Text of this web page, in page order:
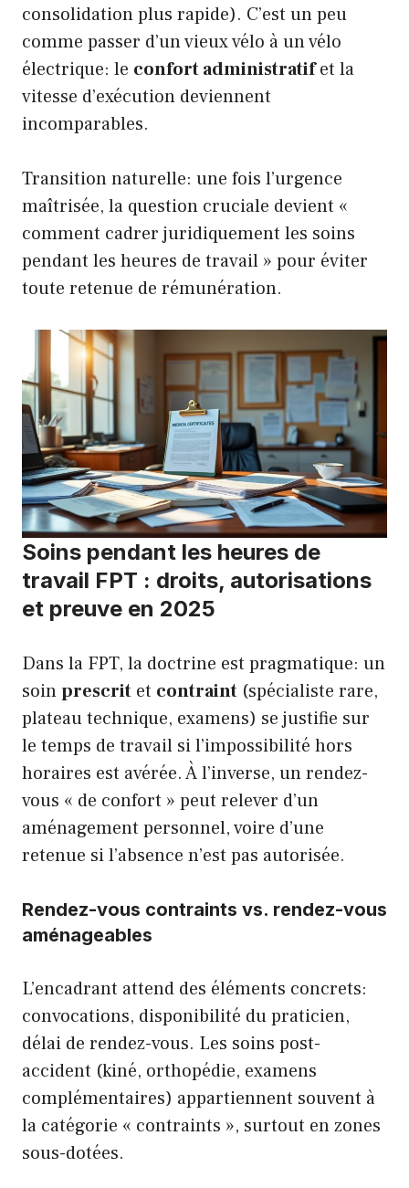
consolidation plus rapide). C’est un peu
comme passer d’un vieux vélo à un vélo
électrique: le confort administratifet la
vitesse d’exécution deviennent
incomparables.
Transition naturelle: une fois l’urgence
maîtrisée, la question cruciale devient «
comment cadrer juridiquement les soins
pendant les heures de travail » pour éviter
toute retenue de rémunération.
Soins pendant les heures de
travail FPT : droits, autorisations
et preuve en 2025
Dans la FPT, la doctrine est pragmatique: un
soinprescrit et contraint (spécialiste rare,
plateau technique, examens) se justifie sur
le temps de travail si l’impossibilité hors
horaires est avérée. À l’inverse, un rendez-
vous « de confort » peut relever d’un
aménagement personnel, voire d’une
retenue si l’absence n’est pas autorisée.
Rendez-vous contraints vs. rendez-vous
aménageables
L’encadrant attend des éléments concrets:
convocations, disponibilité du praticien,
délai de rendez-vous. Les soins post-
accident (kiné, orthopédie, examens
complémentaires) appartiennent souvent à
la catégorie « contraints », surtout en zones
sous-dotées.